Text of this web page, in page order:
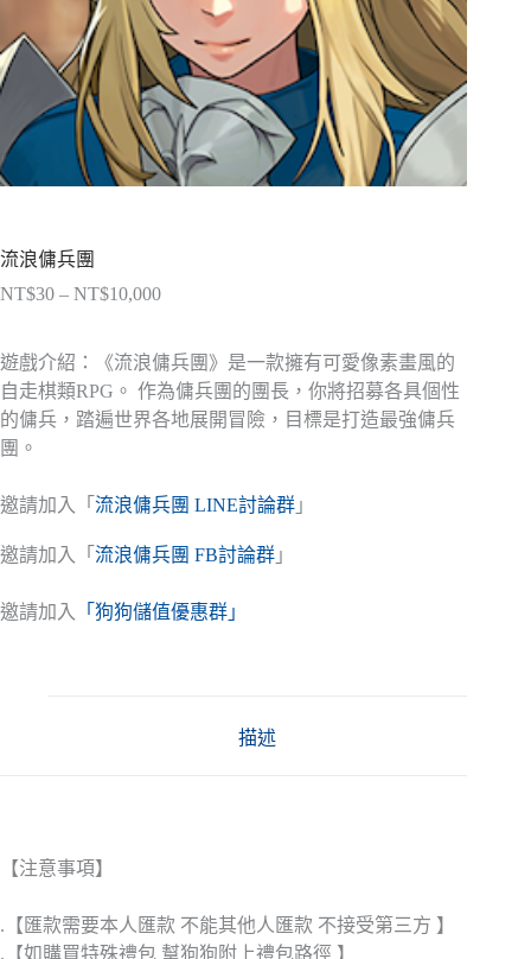
流浪傭兵團
NT$30 – NT$10,000價
範
圍：
NT$30
到
遊戲介紹：《流浪傭兵團》是一款擁有可愛像素畫風的
自走棋類RPG。 作為傭兵團的團長，你將招募各具個性
的傭兵，踏遍世界各地展開冒險，目標是打造最強傭兵
團。
邀請加入「 流浪傭兵團 LINE討論群 」
邀請加入「 流浪傭兵團 FB討論群 」
邀請加入 「狗狗儲值優惠群」
描述
【注意事項】
.【匯款需要本人匯款 不能其他人匯款 不接受第三方 】
.【如購買特殊禮包 幫狗狗附上禮包路徑 】